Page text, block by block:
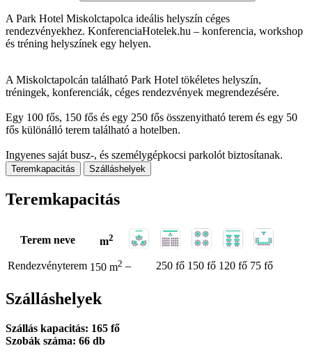
A Park Hotel Miskolctapolca ideális helyszín céges
rendezvényekhez. KonferenciaHotelek.hu – konferencia, workshop
és tréning helyszínek egy helyen.
A Miskolctapolcán található Park Hotel tökéletes helyszín,
tréningek, konferenciák, céges rendezvények megrendezésére.
Egy 100 fős, 150 fős és egy 250 fős összenyitható terem és egy 50
fős különálló terem található a hotelben.
Ingyenes saját busz-, és személygépkocsi parkolót biztosítanak.
Teremkapacitás Szálláshelyek
Teremkapacitás
Terem neve m2
Rendezvényterem 150 m2 – 250 fő 150 fő 120 fő 75 fő
Szálláshelyek
Szállás kapacitás: 165 fő
Szobák száma: 66 db